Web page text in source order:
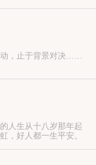
，止于背景对决……
人生从十八岁那年起
，好人都一生平安。